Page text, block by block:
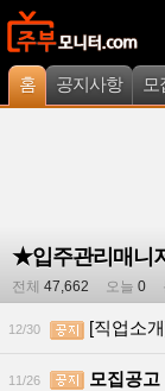
홈 공지사항 모
★입주관리매니
전체 47,662 오늘 0
12/30 [직업소
11/26 모집공